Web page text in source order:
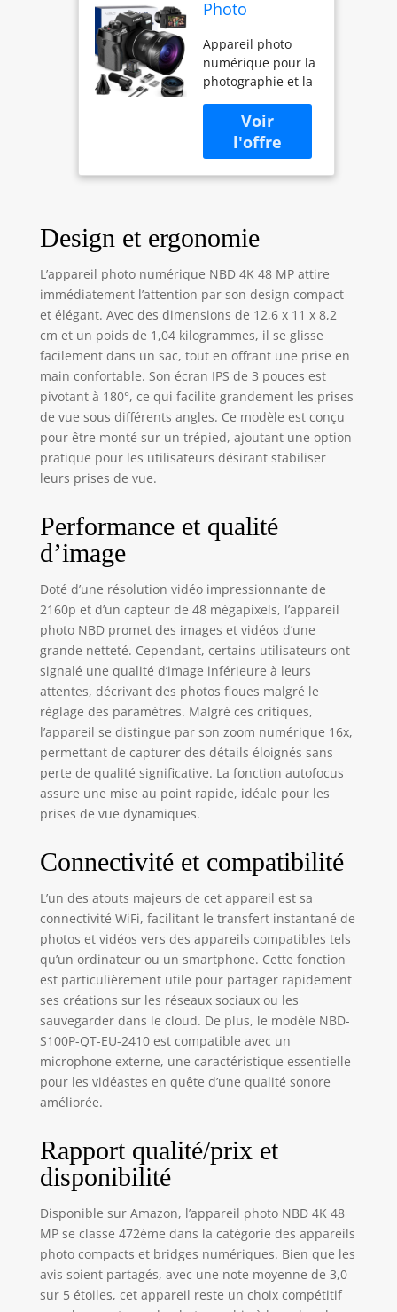
Photo
48 MP
autofocus avec
Grand Angle et
Macro, Zoom
16x, Carte 32
Go et
Microphone,
Écran IPS 3"
Appareil photo
numérique pour la
photographie et la
photo numérique
dispose
d'excellentes
fonctions vidéo 4K
résolution de 48
MP, vous
permettant de
capturer des
moments
incroyables avec
une clarté
exceptionnelle. La
caméra de
vlogging dispose
d'un écran tactile
rotatif de 3 pouces
(3") à 180 degrés,
d'enfant.
visualisez votre
enregistrement
lorsque vous
bloguez sous tous
les angles.
Plusieurs appareils
photo numériques
S : équipé d'un
grand angle
professionnel
amovible de 52
mm et d'une
enregistrer de
des gros plans. Le
grand angle étend
votre vision jusqu'à
120 degrés et offre
une perspective
plus large, tandis
que la macro
capture des gros
plans clairs et
détaillés comme
des fleurs.
caméra PC et sortie
HDMI】Connectez
via USB et
choisissez entre
"mode de
stockage" pour un
transfert de
Design et ergonomie
L’appareil photo numérique NBD 4K 48 MP attire
immédiatement l’attention par son design compact
et élégant. Avec des dimensions de 12,6 x 11 x 8,2
cm et un poids de 1,04 kilogrammes, il se glisse
facilement dans un sac, tout en offrant une prise en
main confortable. Son écran IPS de 3 pouces est
pivotant à 180°, ce qui facilite grandement les prises
de vue sous différents angles. Ce modèle est conçu
pour être monté sur un trépied, ajoutant une option
pratique pour les utilisateurs désirant stabiliser
leurs prises de vue.
Performance et qualité
d’image
Doté d’une résolution vidéo impressionnante de
2160p et d’un capteur de 48 mégapixels, l’appareil
photo NBD promet des images et vidéos d’une
grande netteté. Cependant, certains utilisateurs ont
signalé une qualité d’image inférieure à leurs
attentes, décrivant des photos floues malgré le
réglage des paramètres. Malgré ces critiques,
l’appareil se distingue par son zoom numérique 16x,
permettant de capturer des détails éloignés sans
perte de qualité significative. La fonction autofocus
assure une mise au point rapide, idéale pour les
prises de vue dynamiques.
Connectivité et compatibilité
L’un des atouts majeurs de cet appareil est sa
connectivité WiFi, facilitant le transfert instantané de
photos et vidéos vers des appareils compatibles tels
qu’un ordinateur ou un smartphone. Cette fonction
est particulièrement utile pour partager rapidement
ses créations sur les réseaux sociaux ou les
sauvegarder dans le cloud. De plus, le modèle NBD-
S100P-QT-EU-2410 est compatible avec un
microphone externe, une caractéristique essentielle
pour les vidéastes en quête d’une qualité sonore
améliorée.
Rapport qualité/prix et
disponibilité
Disponible sur Amazon, l’appareil photo NBD 4K 48
MP se classe 472ème dans la catégorie des appareils
photo compacts et bridges numériques. Bien que les
avis soient partagés, avec une note moyenne de 3,0
sur 5 étoiles, cet appareil reste un choix compétitif